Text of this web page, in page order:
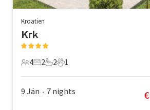
Kroatien
Krk
4 Gäste
4
2 Schlafzimmer
2
2 Badezimmer
2
1 Haustier
1
9 Jän • 7 nights €